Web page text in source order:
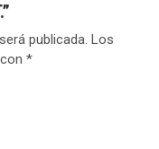
publicada. Los
*